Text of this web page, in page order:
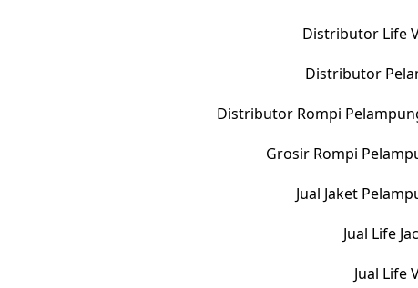
Distributor Life
Distributor
Distributor Rompi
Grosir Rompi
Jual Jaket
Jual Life
Jual Life